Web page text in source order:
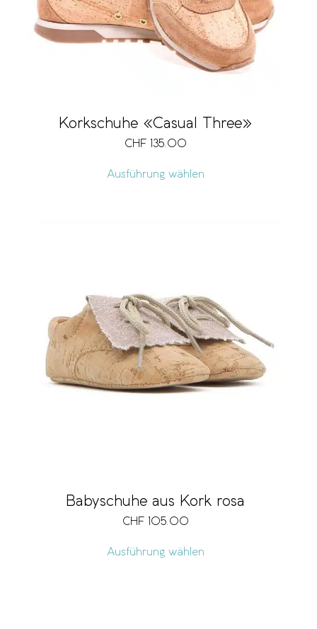
Korkschuhe «Casual Three»
CHF 135.00
Ausführung wählen
Babyschuhe aus Kork rosa
CHF 105.00
Ausführung wählen